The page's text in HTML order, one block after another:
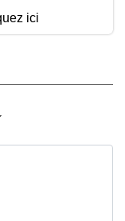
ici